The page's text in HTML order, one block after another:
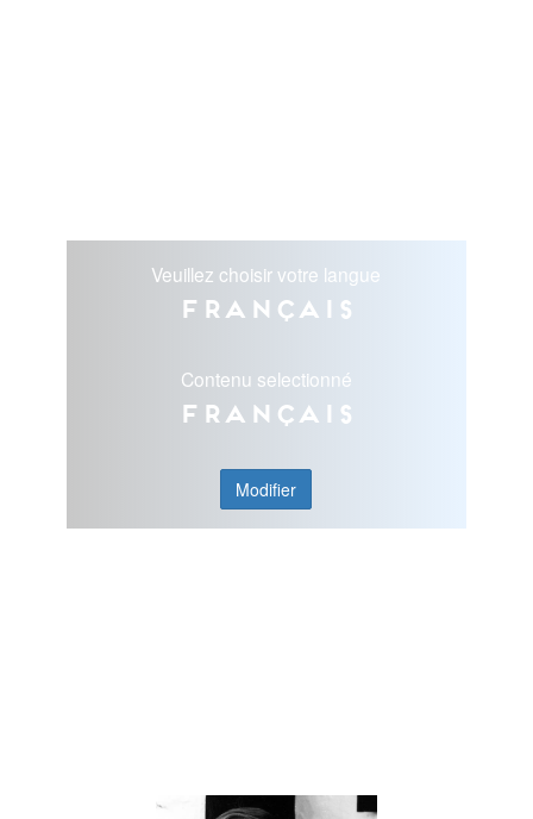
Veuillez choisir votre langue
Français
Contenu selectionné
Français
Modifier